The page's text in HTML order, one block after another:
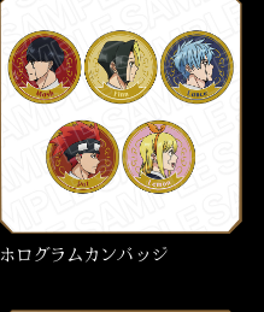
ホログラムカンバッジ